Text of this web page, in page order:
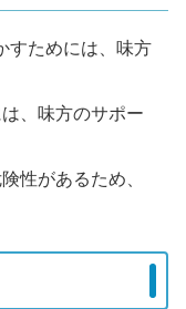
すためには、味方
、味方のサポー
性があるため、